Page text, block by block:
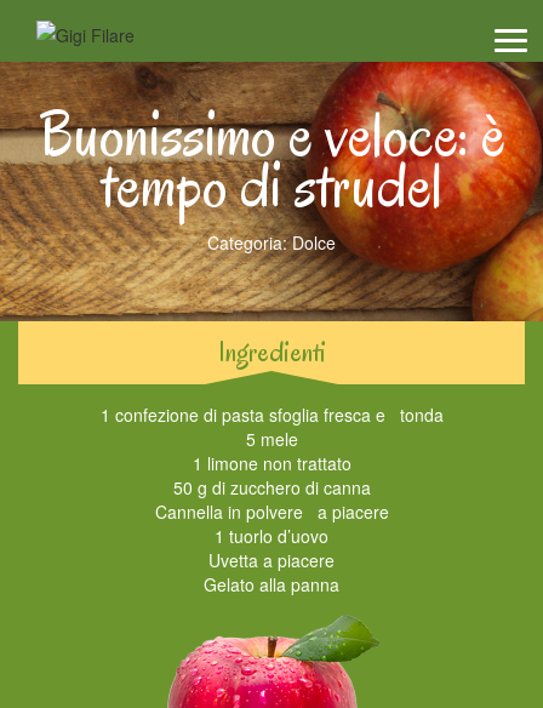
Buonissimo e veloce: è
tempo di strudel
Categoria: Dolce
Ingredienti
1 confezione di pasta sfoglia fresca e tonda
5 mele
1 limone non trattato
50 g di zucchero di canna
Cannella in polvere a piacere
1 tuorlo d’uovo
Uvetta a piacere
Gelato alla panna